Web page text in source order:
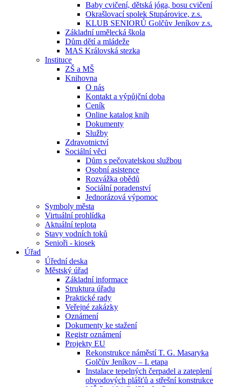
Baby cvičení, dětská jóga, bosu cvičení
Okrašlovací spolek Stupárovice, z.s.
KLUB SENIORŮ Golčův Jeníkov z.s.
Základní umělecká škola
Dům dětí a mládeže
MAS Královská stezka
Instituce
ZŠ a MŠ
Knihovna
O nás
Kontakt a výpůjční doba
Ceník
Online katalog knih
Dokumenty
Služby
Zdravotnictví
Sociální věci
Dům s pečovatelskou službou
Osobní asistence
Rozvážka obědů
Sociální poradenství
Jednorázová výpomoc
Symboly města
Virtuální prohlídka
Aktuální teplota
Stavy vodních toků
Senioři - kiosek
Úřad
Úřední deska
Městský úřad
Základní informace
Struktura úřadu
Praktické rady
Veřejné zakázky
Oznámení
Dokumenty ke stažení
Registr oznámení
Projekty EU
Rekonstrukce náměstí T. G. Masaryka
Golčův Jeníkov – I. etapa
Instalace tepelných čerpadel a zateplení
obvodových plášťů a střešní konstrukce